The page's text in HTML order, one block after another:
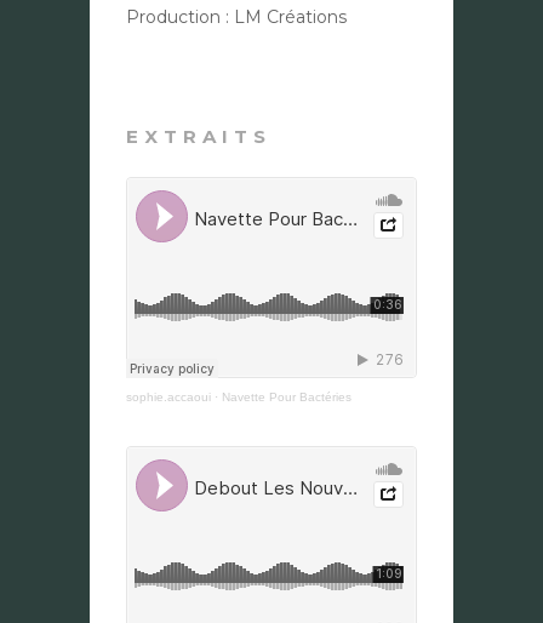
Production : LM Créations
EXTRAITS
sophie.accaoui · Navette Pour Bactéries